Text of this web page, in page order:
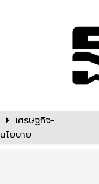
เศรษฐกิจ-
นโยบาย